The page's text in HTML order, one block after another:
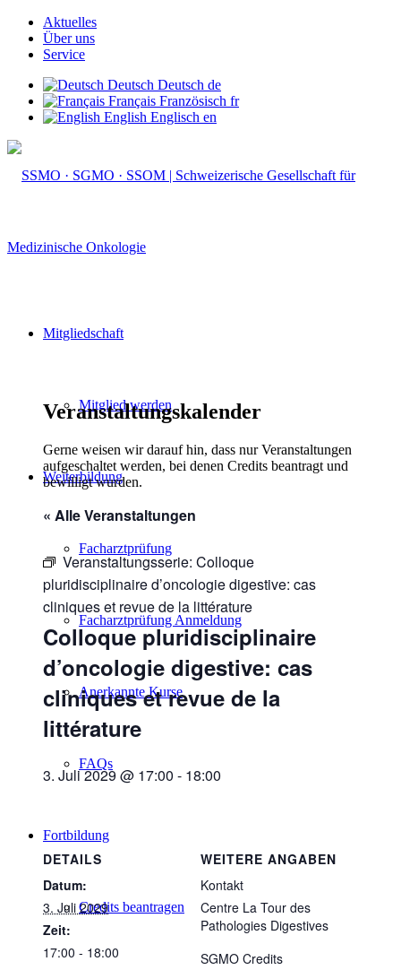
Aktuelles
Über uns
Service
Deutsch Deutsch de
Français Französisch fr
English Englisch en
Mitgliedschaft
Mitglied werden
Weiterbildung
Facharztprüfung
Facharztprüfung Anmeldung
Anerkannte Kurse
FAQs
Fortbildung
Credits beantragen
Veranstaltungskalender
Gerne weisen wir darauf hin, dass nur Veranstaltungen
aufgeschaltet werden, bei denen Credits beantragt und
bewilligt wurden.
« Alle Veranstaltungen
Veranstaltungsserie: Colloque
pluridisciplinaire d’oncologie digestive: cas
cliniques et revue de la littérature
Colloque pluridisciplinaire
d’oncologie digestive: cas
cliniques et revue de la
littérature
3. Juli 2029 @ 17:00 - 18:00
DETAILS
Datum:
3. Juli 2029
Zeit:
17:00 - 18:00
WEITERE ANGABEN
Kontakt
Centre La Tour des
Pathologies Digestives
SGMO Credits